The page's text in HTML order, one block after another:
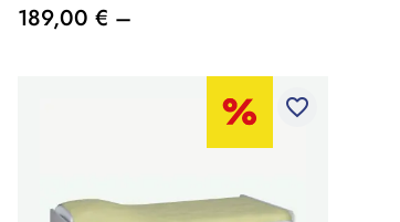
189,00 € –
favorite_border